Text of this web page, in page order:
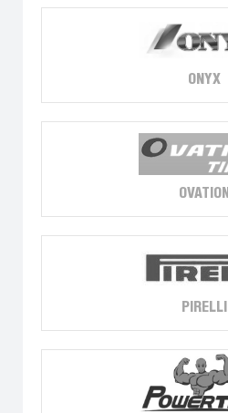
ONYX
OVATION
PIRELLI